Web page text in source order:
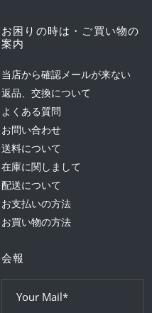
お困りの時は・ご買い物の
案内
当店から確認メールが来ない
返品、交換について
よくある質問
お問い合わせ
送料について
在庫に関しまして
配送について
お支払いの方法
お買い物の方法
会報